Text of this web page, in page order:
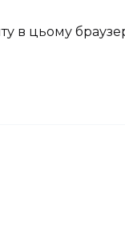
в цьому